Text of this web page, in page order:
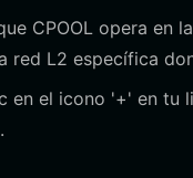
CPOOL opera en
red L2 específica
en el icono '+' en tu